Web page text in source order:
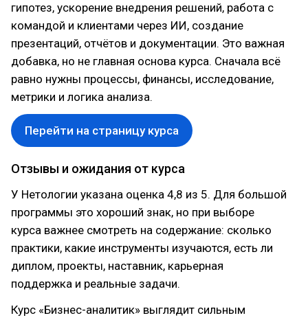
гипотез, ускорение внедрения решений, работа с
командой и клиентами через ИИ, создание
презентаций, отчётов и документации. Это важная
добавка, но не главная основа курса. Сначала всё
равно нужны процессы, финансы, исследование,
метрики и логика анализа.
Перейти на страницу курса
Отзывы и ожидания от курса
У Нетологии указана оценка 4,8 из 5. Для большой
программы это хороший знак, но при выборе
курса важнее смотреть на содержание: сколько
практики, какие инструменты изучаются, есть ли
диплом, проекты, наставник, карьерная
поддержка и реальные задачи.
Курс «Бизнес-аналитик» выглядит сильным